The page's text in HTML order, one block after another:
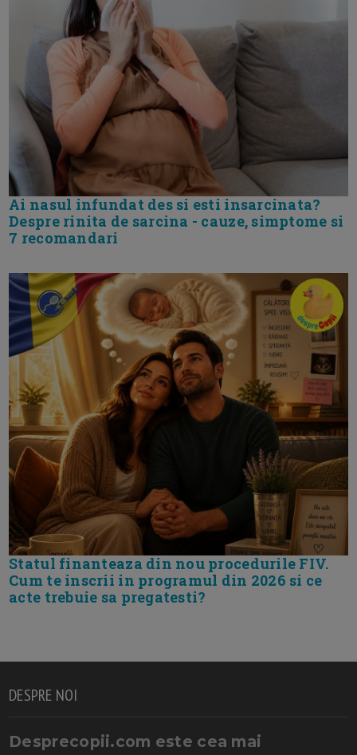
Ai nasul infundat des si esti insarcinata?
Despre rinita de sarcina - cauze, simptome si
7 recomandari
Statul finanteaza din nou procedurile FIV.
Cum te inscrii in programul din 2026 si ce
acte trebuie sa pregatesti?
DESPRE NOI
Desprecopii.com este cea mai